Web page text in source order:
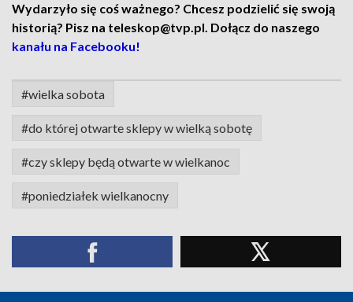
Wydarzyło się coś ważnego? Chcesz podzielić się swoją
historią? Pisz na teleskop@tvp.pl. Dołącz do naszego
kanału na Facebooku!
#wielka sobota
#do której otwarte sklepy w wielką sobotę
#czy sklepy będą otwarte w wielkanoc
#poniedziałek wielkanocny